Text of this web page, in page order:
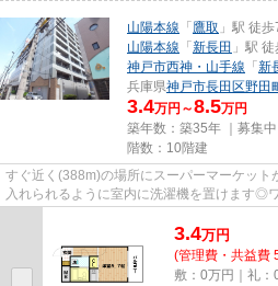
山陽本線 「 鷹取 」駅 徒
山陽本線 「 新長田 」駅
神戸市西神・山手線 「 新
兵庫県神戸市長田区野田
3.4万円～8.5万円
築年数：築35年 ｜募集中
階数：10階建
すぐ近く(388m)の場所にスーパーマーケット
入れられるように室内に洗濯機を置けます◎
3.4万円
(管理費・共益費
敷：0万円｜礼：